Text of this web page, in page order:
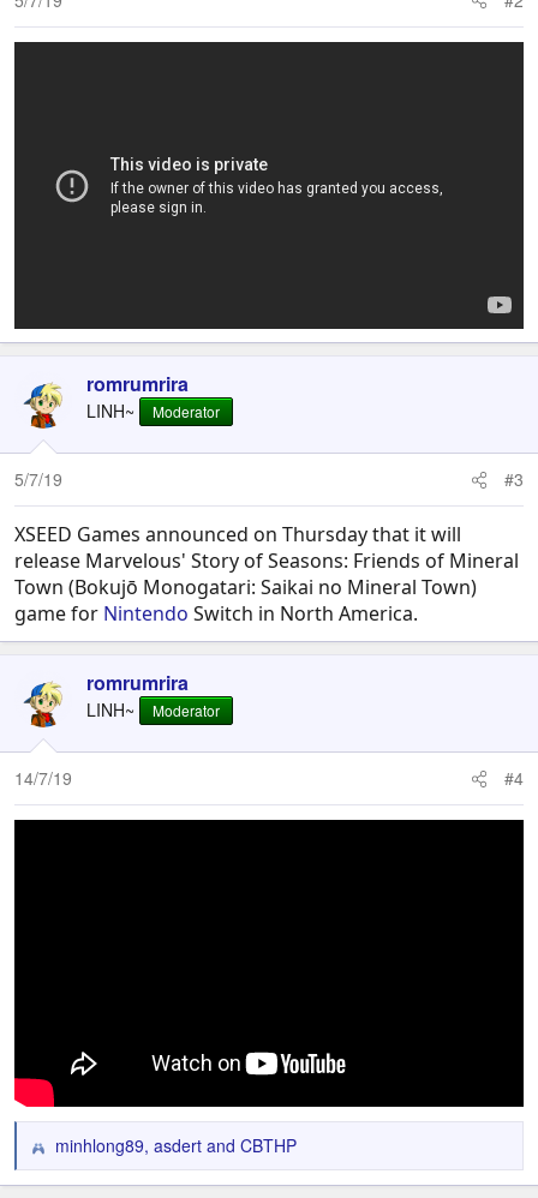
s
:
romrumrira
LINH~ Moderator
5/7/19 #3
XSEED Games announced on Thursday that it will
release Marvelous' Story of Seasons: Friends of Mineral
Town (Bokujō Monogatari: Saikai no Mineral Town)
game for Nintendo Switch in North America.
romrumrira
LINH~ Moderator
14/7/19 #4
R
e
minhlong89, asdert and CBTHP